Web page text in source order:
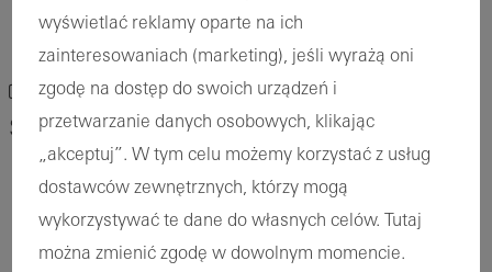
Powrót do produktów
Zaznacz produkt
System zadaszeń Schüco PRC 50
wyświetlać reklamy oparte na ich
zainteresowaniach (marketing), jeśli wyrażą oni
zgodę na dostęp do swoich urządzeń i
przetwarzanie danych osobowych, klikając
„akceptuj”. W tym celu możemy korzystać z usług
dostawców zewnętrznych, którzy mogą
wykorzystywać te dane do własnych celów. Tutaj
można zmienić zgodę w dowolnym momencie.